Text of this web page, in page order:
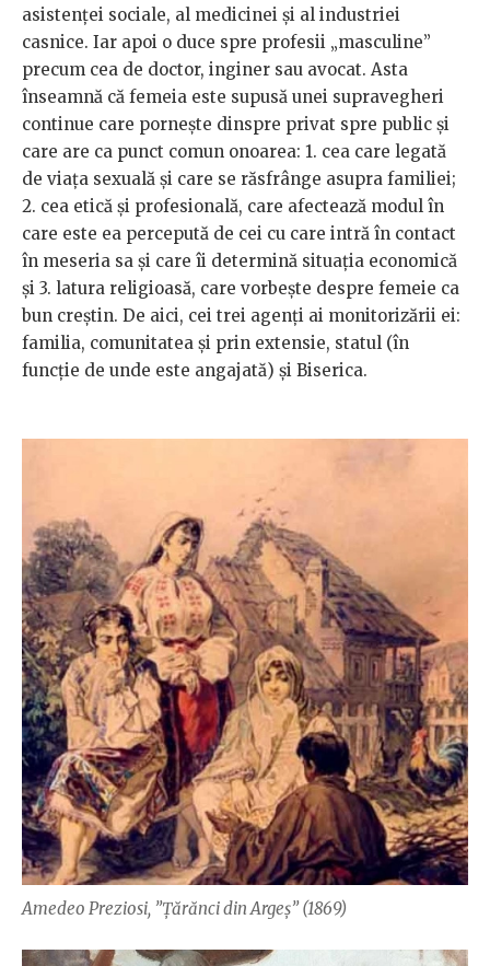
asistenței sociale, al medicinei și al industriei
casnice. Iar apoi o duce spre profesii „masculine’’
precum cea de doctor, inginer sau avocat. Asta
înseamnă că femeia este supusă unei supravegheri
continue care pornește dinspre privat spre public și
care are ca punct comun onoarea: 1. cea care legată
de viața sexuală și care se răsfrânge asupra familiei;
2. cea etică și profesională, care afectează modul în
care este ea percepută de cei cu care intră în contact
în meseria sa și care îi determină situația economică
și 3. latura religioasă, care vorbește despre femeie ca
bun creștin. De aici, cei trei agenți ai monitorizării ei:
familia, comunitatea și prin extensie, statul (în
funcție de unde este angajată) și Biserica.
Amedeo Preziosi, ”Țărănci din Argeș” (1869)